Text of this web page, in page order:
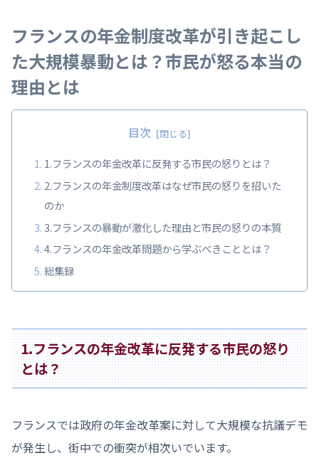
フランスの年金制度改革が引き起こし
た大規模暴動とは？市民が怒る本当の
理由とは
目次
1.フランスの年金改革に反発する市民の怒りとは？
2.フランスの年金制度改革はなぜ市民の怒りを招いた
のか
3.フランスの暴動が激化した理由と市民の怒りの本質
4.フランスの年金改革問題から学ぶべきこととは？
総集録
1.フランスの年金改革に反発する市民の怒り
とは？
フランスでは政府の年金改革案に対して大規模な抗議デモ
が発生し、街中での衝突が相次いでいます。